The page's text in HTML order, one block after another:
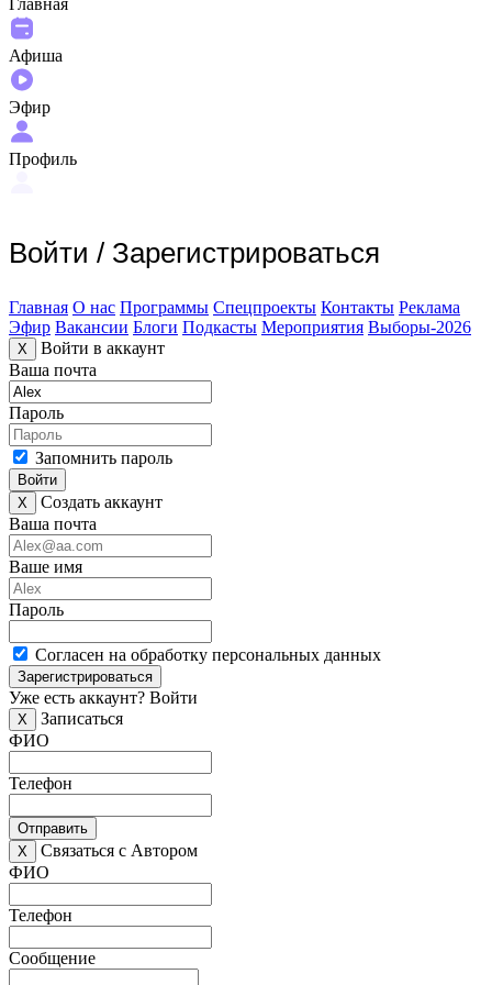
Афиша
Эфир
Профиль
Войти / Зарегистрироваться
Главная О нас Программы Спецпроекты Контакты Реклама
Эфир Вакансии Блоги Подкасты Мероприятия Выборы-2026
X
Войти в аккаунт
Ваша почта
Пароль
Запомнить пароль
Войти
X
Создать аккаунт
Ваша почта
Ваше имя
Пароль
Согласен на обработку персональных данных
Зарегистрироваться
Уже есть аккаунт? Войти
X
Записаться
ФИО
Телефон
Отправить
X
Связаться с Автором
ФИО
Телефон
Сообщение